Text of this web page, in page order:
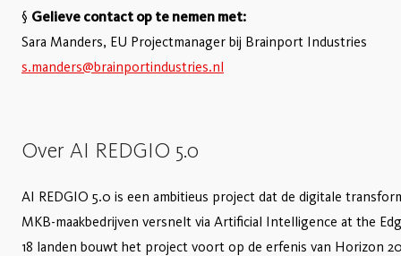
§ Gelieve contact op te nemen met:
Sara Manders, EU Projectmanager bij Brainport Industries
s.manders@brainportindustries.nl
Over AI REDGIO 5.0
AI REDGIO 5.0 is een ambitieus project dat de digitale
MKB-maakbedrijven versnelt via Artificial Intelligence at the
18 landen bouwt het project voort op de erfenis van Horizon